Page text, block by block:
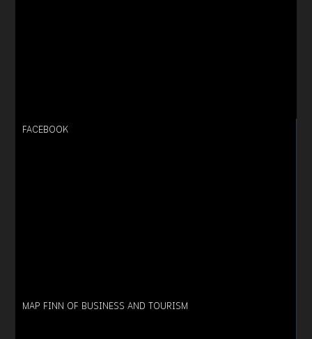
FACEBOOK
MAP FINN OF BUSINESS AND TOURISM